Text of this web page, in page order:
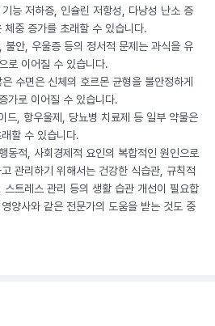
능 저하증, 인슐린 저항성, 다낭성 난소 증
체중 증가를 초래할 수 있습니다.
안, 우울증 등의 정서적 문제는 과식을 유
로 이어질 수 있습니다.
수면은 신체의 호르몬 균형을 불안정하게
가로 이어질 수 있습니다.
드, 항우울제, 당뇨병 치료제 등 일부 약물은
할 수 있습니다.
동적, 사회경제적 요인의 복합적인 원인으로
관리하기 위해서는 건강한 식습관, 규칙적
트레스 관리 등의 생활 습관 개선이 필요합
양사와 같은 전문가의 도움을 받는 것도 중